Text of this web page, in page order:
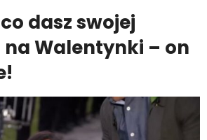
dasz swojej
Walentynki – on